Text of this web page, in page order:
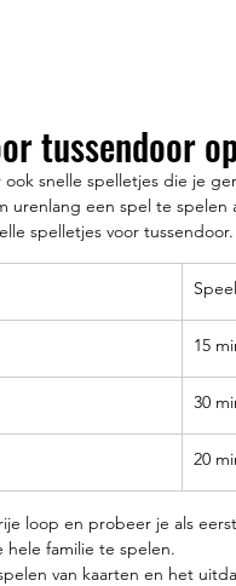
tussendoor
snelle spelletjes die je
urenlang een spel te
spelletjes voor tussendoor.
15
30
20
loop en probeer je als
familie te spelen.
van kaarten en het